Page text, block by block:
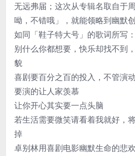
无远弗届；这次从专辑名取自于
呦，不错哦」，就能领略到幽默
如同「鞋子特大号」的歌词所写：
别什么你都想要，快乐却找不到
貌
喜剧要百分之百的投入，不管演
要演的让人家羡慕
让你开心其实要一点头脑
若生活需要微笑请看着我就好，
掉
卓别林用喜剧电影幽默生命的悲